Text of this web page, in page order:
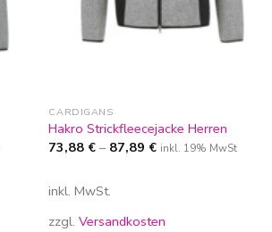
CARDIGANS
Hakro Strickfleecejacke Herren
73,88 € – 87,89 € inkl. 19% MwSt
inkl. MwSt.
zzgl.Versandkosten